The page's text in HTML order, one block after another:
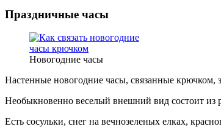
Праздничные часы
Новогодние часы
Настенные новогодние часы, связанные крючком,
Необыкновенно веселый внешний вид состоит из
Есть сосульки, снег на вечнозеленых елках,